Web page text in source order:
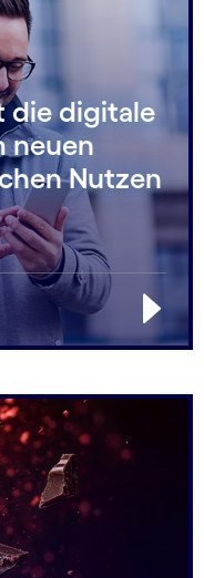
die digitale
neuen
Nutzen